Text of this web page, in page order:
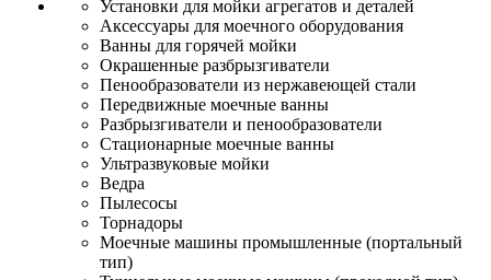
Установки для мойки агрегатов и деталей
Аксессуары для моечного оборудования
Ванны для горячей мойки
Окрашенные разбрызгиватели
Пенообразователи из нержавеющей стали
Передвижные моечные ванны
Разбрызгиватели и пенообразователи
Стационарные моечные ванны
Ультразвуковые мойки
Ведра
Пылесосы
Торнадоры
Моечные машины промышленные (портальный
тип)